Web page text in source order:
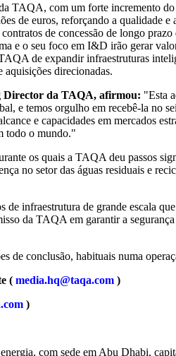
TAQA, com um forte incremento
de euros, reforçando a qualidade
de concessão de longo
e o seu foco em I&D irão gerar
de expandir infraestruturas
aquisições direcionadas.
Director da TAQA, afirmou: "Esta
e temos orgulho em recebê-la no
e capacidades em mercados
todo o mundo."
os quais a TAQA deu passos
no setor das águas residuais e
infraestrutura de grande escala
da TAQA em garantir a
de conclusão, habituais numa
( media.hq@taqa.com )
)
com sede em Abu Dhabi,